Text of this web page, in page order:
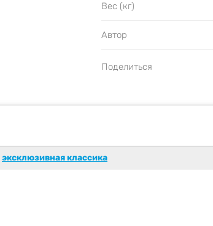
Вес (кг)
Автор
Поделиться
эксклюзивная классика